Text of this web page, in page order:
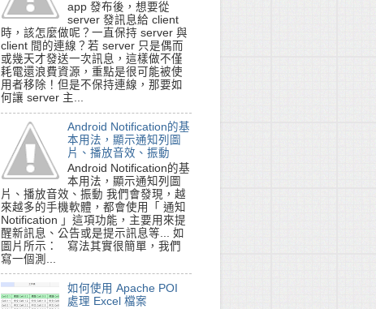
app 發布後，想要從
server 發訊息給 client
時，該怎麼做呢？一直保持 server 與
client 間的連線？若 server 只是偶而
或幾天才發送一次訊息，這樣做不僅
耗電還浪費資源，重點是很可能被使
用者移除！但是不保持連線，那要如
何讓 server 主...
Android Notification的基
本用法，顯示通知列圖
片、播放音效、振動
Android Notification的基
本用法，顯示通知列圖
片、播放音效、振動 我們會發現，越
來越多的手機軟體，都會使用「 通知
Notification 」這項功能，主要用來提
醒新訊息、公告或是提示訊息等... 如
圖片所示： 寫法其實很簡單，我們
寫一個測...
如何使用 Apache POI
處理 Excel 檔案